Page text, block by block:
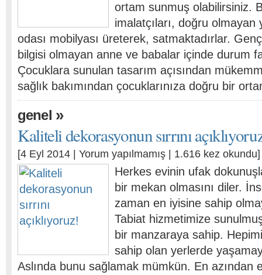
ortam sunmuş olabilirsiniz.
imalatçıları, doğru
odası mobilyası üreterek, satmaktadırlar.
bilgisi olmayan anne ve babalar içinde durum
Çocuklara sunulan tasarım açısından
sağlık bakımından çocuklarınıza doğru bir
genel »
Kaliteli dekorasyonun sırrını
[4 Eyl 2014 | Yorum yapılmamış | 1.616 kez okundu]
Herkes evinin ufak
bir mekan olmasını diler.
zaman en iyisine sahip
Tabiat hizmetimize
bir manzaraya sahip.
sahip olan yerlerde
Aslında bunu sağlamak mümkün. En azından